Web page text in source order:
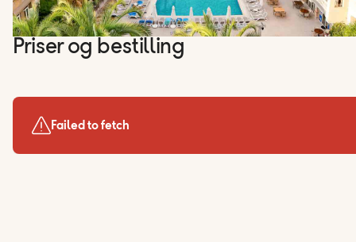
Priser og bestilling
Failed to fetch